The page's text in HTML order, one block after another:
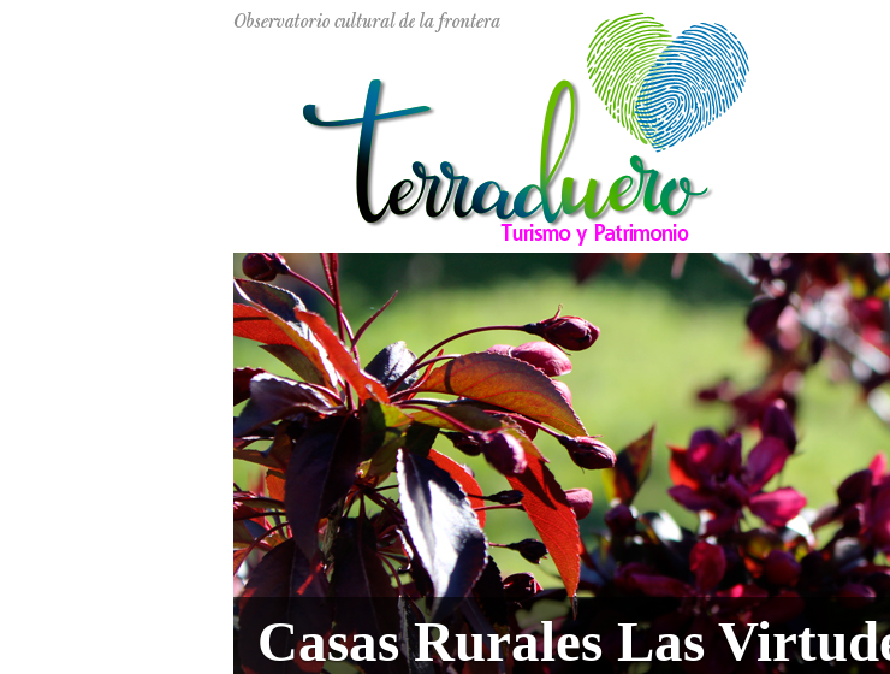
Casas Rurales Las